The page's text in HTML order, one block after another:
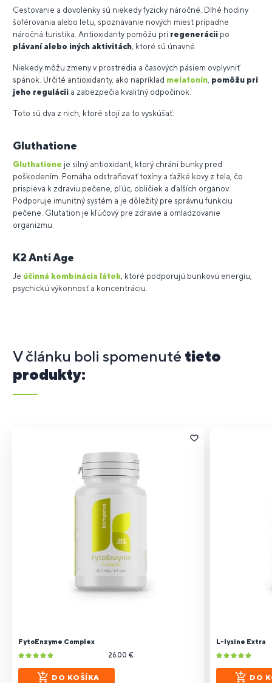
Cestovanie a dovolenky sú niekedy fyzicky náročné. Dlhé hodiny
šoférovania alebo letu, spoznávanie nových miest prípadne
náročná turistika. Antioxidanty pomôžu pri regenerácii po
plávaní alebo iných aktivitách, ktoré sú únavné.
Niekedy môžu zmeny v prostredia a časových pásiem ovplyvniť
spánok. Určité antioxidanty, ako napríklad melatonín, pomôžu pri
jeho regulácii a zabezpečia kvalitný odpočinok.
Toto sú dva z nich, ktoré stojí za to vyskúšať:
Gluthatione
Gluthatione je silný antioxidant, ktorý chráni bunky pred
poškodením. Pomáha odstraňovať toxíny a ťažké kovy z tela, čo
prispieva k zdraviu pečene, pľúc, obličiek a ďalších orgánov.
Podporuje imunitný systém a je dôležitý pre správnu funkciu
pečene. Glutation je kľúčový pre zdravie a omladzovanie
organizmu.
K2 Anti Age
Je účinná kombinácia látok, ktoré podporujú bunkovú energiu,
psychickú výkonnosť a koncentráciu.
V článku boli spomenuté tieto
produkty:
FytoEnzyme Complex
26.00 €
DO KOŠÍKA
L-lysine Extra
DO